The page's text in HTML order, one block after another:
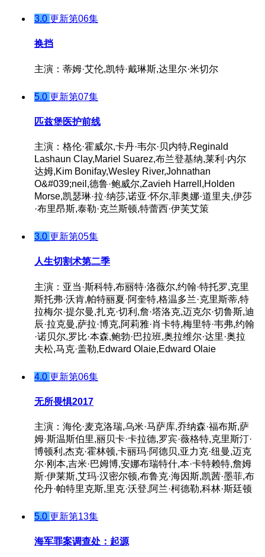
3.0 更新第06集
换挡
主演：蒂姆·艾伦,凯特·戴琳斯,达里尔·米切尔
5.0 更新第07集
匹兹堡医护前线
主演：格伦·霍威尔,卡丹·韦尔·贝内特,Reginald
Lashaun Clay,Mariel Suarez,布兰登基纳,莱利·内尔
达姆,Kim Bonifay,Wesley River,Johnathan
O&#039;neil,德鲁·鲍威尔,Zavieh Harrell,Holden
Morse,凯瑟琳·拉·纳莎,诺亚·怀尔,菲奥娜·道里夫,伊莎
·布里昂斯,泰勒·克兰斯顿,特蕾西·伊芙艾策
3.0 更新第05集
人生切割术第二季
主演：亚当·斯科特,布丽特·洛薇尔,约翰·特托罗,克里
斯托弗·沃肯,帕特丽夏·阿奎特,格温多兰·克里斯蒂,特
拉梅尔·提尔曼,扎克·切利,詹·塔洛克,迈克尔·切鲁斯,迪
辰·拉克曼,萨拉·博克,阿莉雅·肖卡特,梅里特·韦弗,约翰
·诺贝尔,罗比·本森,鲍勃·巴拉班,奥拉维尔·达里·奥拉
夫松,马克·盖勒,Edward Olaie,Edward Olaie
4.0 更新第06集
无所畏惧2017
主演：海伦·麦克洛瑞,乌米·马萨库,乔纳森·福布斯,萨
姆·斯温斯伯里,丽贝卡·卡拉德,罗宾·薇格特,克里斯汀·
博顿利,杰克·霍林顿,卡丽玛·阿德贝,亚力克·纽曼,迈克
尔·刚本,吉米·巴姆博,安娜布瑞特什,本·卡特赖特,詹姆
斯·伊莱斯,艾玛·汉密尔顿,布鲁克·海因斯,凯茜·墨菲,布
伦丹·帕特里克斯,里克·沃登,阿兰·柯德勒,科林·斯廷顿
5.0 更新第13集
海军罪案调查处：起源